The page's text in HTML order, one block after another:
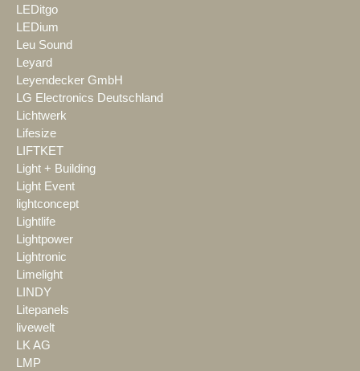
LEDitgo
LEDium
Leu Sound
Leyard
Leyendecker GmbH
LG Electronics Deutschland
Lichtwerk
Lifesize
LIFTKET
Light + Building
Light Event
lightconcept
Lightlife
Lightpower
Lightronic
Limelight
LINDY
Litepanels
livewelt
LK AG
LMP